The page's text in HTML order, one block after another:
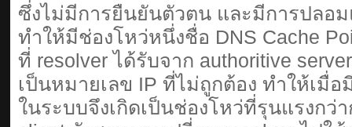
ซึ่งไม่มีการยืนยันตัวตน และมีการปลอ
ทำให้มีช่องโหว่หนึ่งชื่อ DNS Cache
ที่ resolver ได้รับจาก authoritive
เป็นหมายเลข IP ที่ไม่ถูกต้อง ทำให้เมื่อ
ในระบบจึงเกิดเป็นช่องโหว่ที่รุนแรงกว่